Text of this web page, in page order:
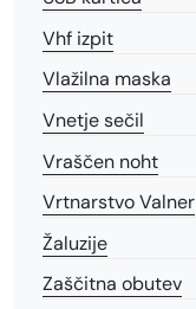
Vhf izpit
Vlažilna maska
Vnetje sečil
Vraščen noht
Vrtnarstvo Valner
Žaluzije
Zaščitna obutev